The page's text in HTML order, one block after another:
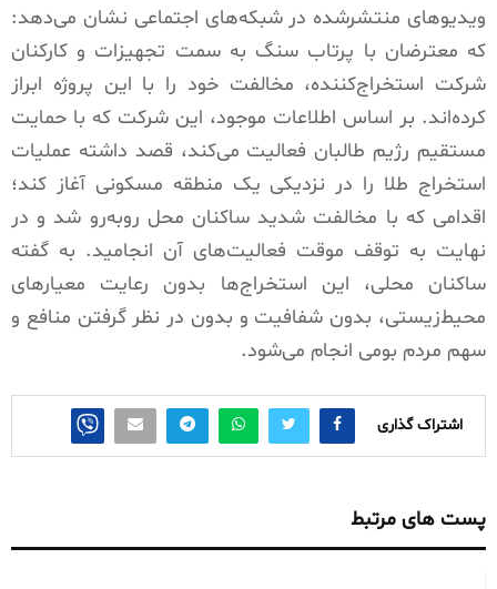
ویدیوهای منتشرشده در شبکه‌های اجتماعی نشان می‌دهد:
که معترضان با پرتاب سنگ به سمت تجهیزات و کارکنان
شرکت استخراج‌کننده، مخالفت خود را با این پروژه ابراز
کرده‌اند. بر اساس اطلاعات موجود، این شرکت که با حمایت
مستقیم رژیم طالبان فعالیت می‌کند، قصد داشته عملیات
استخراج طلا را در نزدیکی یک منطقه مسکونی آغاز کند؛
اقدامی که با مخالفت شدید ساکنان محل روبه‌رو شد و در
نهایت به توقف موقت فعالیت‌های آن انجامید. به گفته
ساکنان محلی، این استخراج‌ها بدون رعایت معیارهای
محیط‌زیستی، بدون شفافیت و بدون در نظر گرفتن منافع و
سهم مردم بومی انجام می‌شود.
اشتراک گذاری
پست های مرتبط